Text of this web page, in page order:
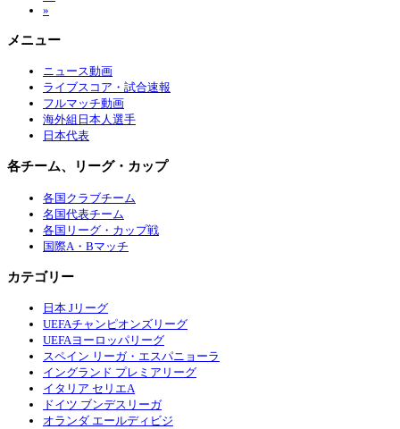
»
メニュー
ニュース動画
ライブスコア・試合速報
フルマッチ動画
海外組日本人選手
日本代表
各チーム、リーグ・カップ
各国クラブチーム
名国代表チーム
各国リーグ・カップ戦
国際A・Bマッチ
カテゴリー
日本 Jリーグ
UEFAチャンピオンズリーグ
UEFAヨーロッパリーグ
スペイン リーガ・エスパニョーラ
イングランド プレミアリーグ
イタリア セリエA
ドイツ ブンデスリーガ
オランダ エールディビジ